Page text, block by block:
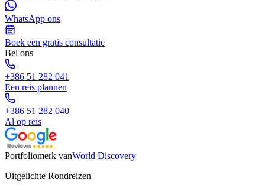
WhatsApp ons
Boek een gratis consultatie
Bel ons
+386 51 282 041
Een reis plannen
+386 51 282 040
Al op reis
Portfoliomerk vanWorld Discovery
Uitgelichte Rondreizen